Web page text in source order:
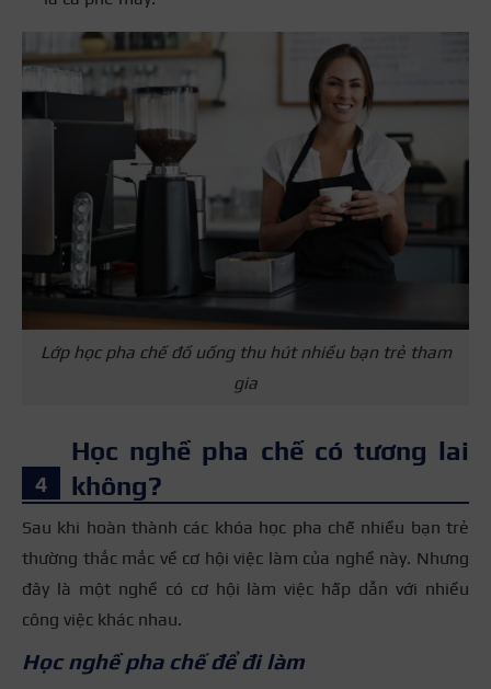
Lớp học pha chế đồ uống thu hút nhiều bạn trẻ tham
gia
Học nghề pha chế có tương lai
không?
Sau khi hoàn thành các khóa học pha chế nhiều bạn trẻ
thường thắc mắc về cơ hội việc làm của nghề này. Nhưng
đây là một nghề có cơ hội làm việc hấp dẫn với nhiều
công việc khác nhau.
Học nghề pha chế để đi làm